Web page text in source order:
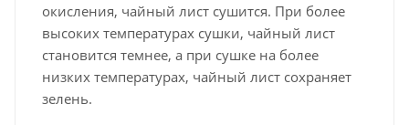
окисления, чайный лист сушится. При более
высоких температурах сушки, чайный лист
становится темнее, а при сушке на более
низких температурах, чайный лист сохраняет
зелень.